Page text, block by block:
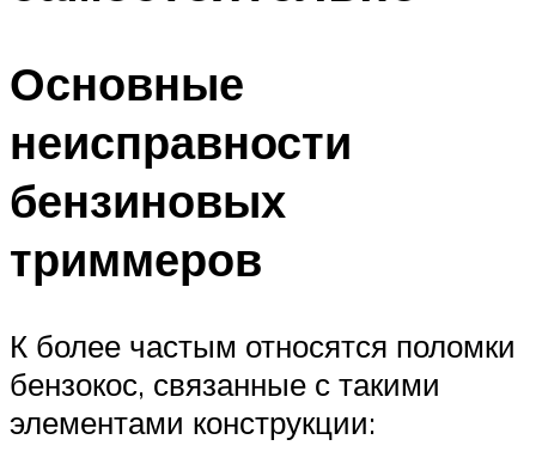
Основные
неисправности
бензиновых
триммеров
К более частым относятся поломки
бензокос, связанные с такими
элементами конструкции: